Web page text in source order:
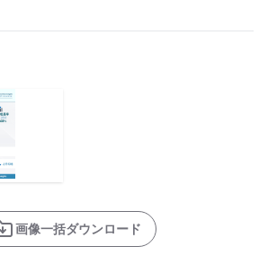
画像一括ダウンロード